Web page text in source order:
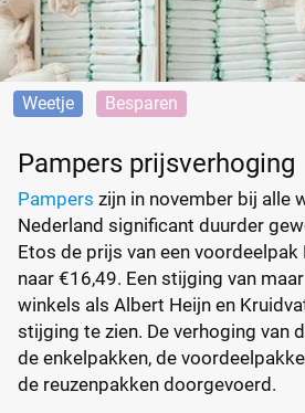
Weetje Besparen
Pampers prijsverhoging
Pampers zijn in november bij alle
Nederland significant duurder
Etos de prijs van een
naar €16,49. Een stijging van
winkels als Albert Heijn en
stijging te zien. De verhoging van
de enkelpakken, de
de reuzenpakken doorgevoerd.